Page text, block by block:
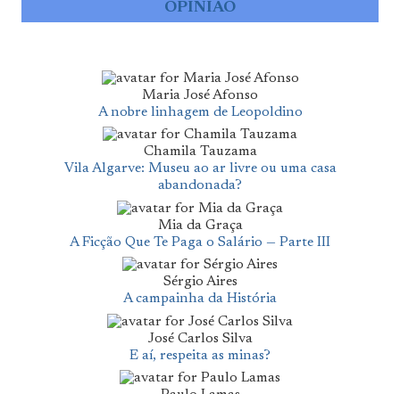
OPINIÃO
Maria José Afonso
A nobre linhagem de Leopoldino
Chamila Tauzama
Vila Algarve: Museu ao ar livre ou uma casa
abandonada?
Mia da Graça
A Ficção Que Te Paga o Salário — Parte III
Sérgio Aires
A campainha da História
José Carlos Silva
E aí, respeita as minas?